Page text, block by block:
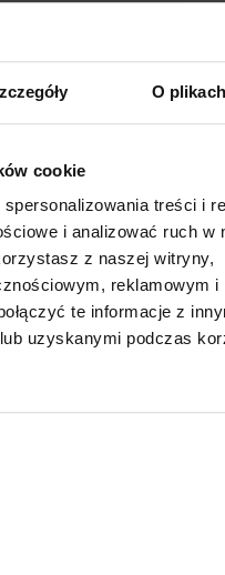
O
cookie
treści i
i analizować ruch w
z naszej witryny,
reklamowym i
te informacje z
uzyskanymi podczas